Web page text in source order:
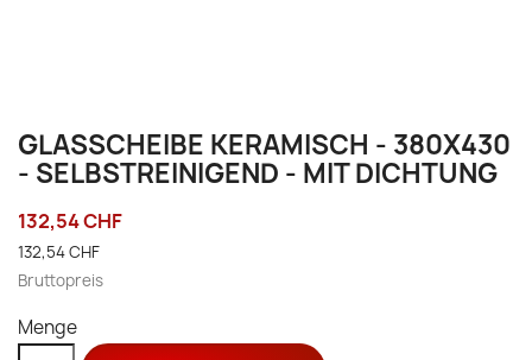
GLASSCHEIBE KERAMISCH - 380X430
- SELBSTREINIGEND - MIT DICHTUNG
132,54 CHF
132,54 CHF
Bruttopreis
Menge